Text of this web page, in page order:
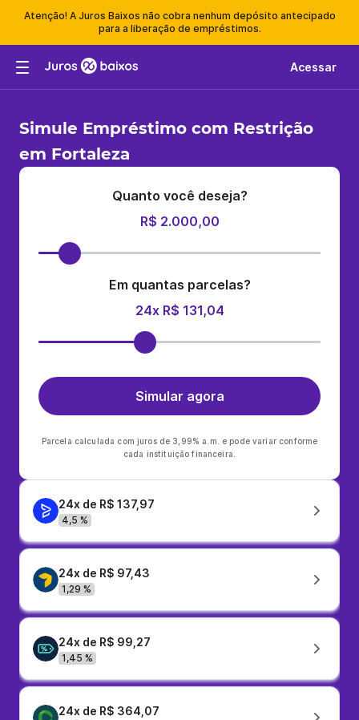
Atenção! A Juros Baixos não cobra nenhum depósito antecipado
para a liberação de empréstimos.
Acessar
Simule Empréstimo com Restrição
em Fortaleza
Quanto você deseja?
R$ 2.000,00
Em quantas parcelas?
24x R$ 131,04
Simular agora
Parcela calculada com juros de 3,99% a.m. e pode variar conforme
cada instituição financeira.
24x de R$ 137,97
4,5 %
24x de R$ 97,43
1,29 %
24x de R$ 99,27
1,45 %
24x de R$ 364,07